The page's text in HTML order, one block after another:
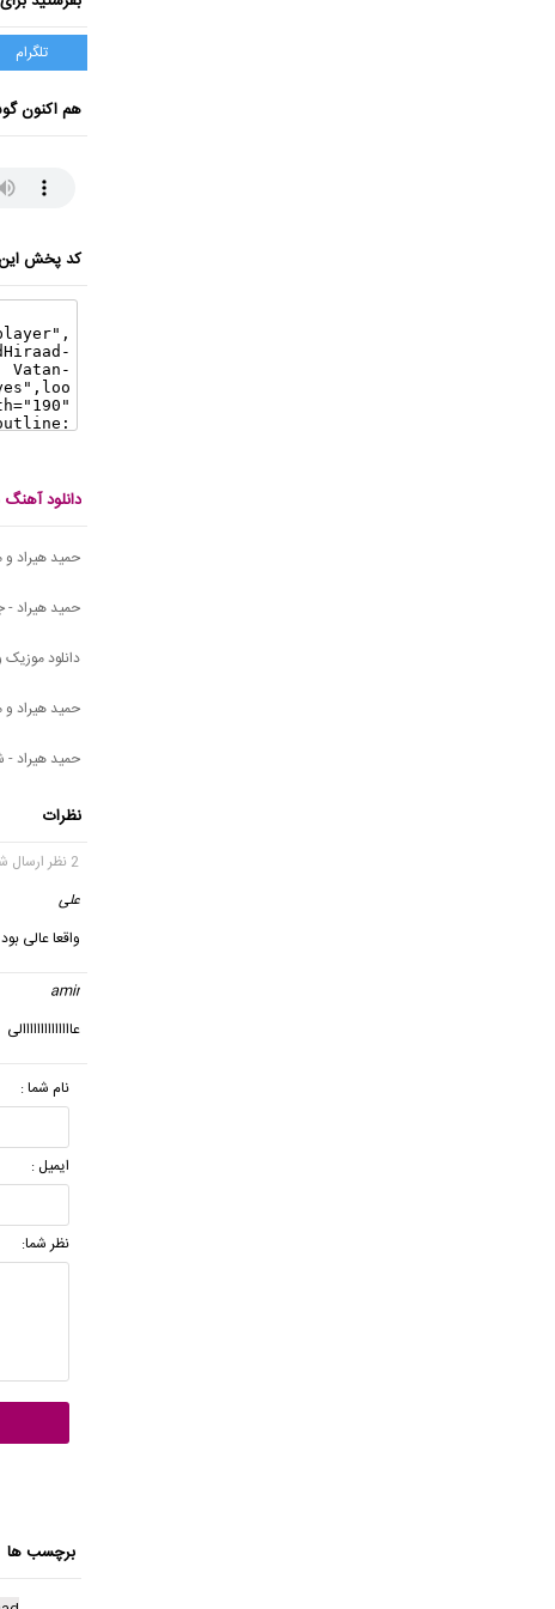
تلگرام
هم اکنون
کد پخش
دانلود
حمید هیراد
حمید هیراد -
دانلود
حمید هیراد
حمید هیراد
نظرات
2 نظر ارسال شده
علی
واقعا عالی
amir
عاااااااااااااالی
نام شما :
ایمیل :
نظر شما:
برچسب ها